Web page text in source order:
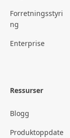
Forretningsstyri
ng
Enterprise
Ressurser
Blogg
Produktoppdate